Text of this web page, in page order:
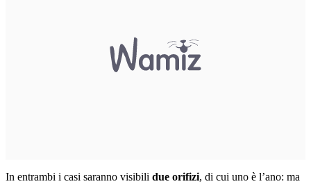
In entrambi i casi saranno visibili due orifizi, di cui uno è l’ano: ma